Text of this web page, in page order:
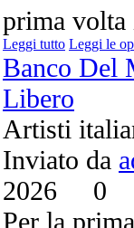
prima volta
Leggi tutto Leggi le
Banco Del
Libero
Artisti
Inviato da
2026 0
Per la